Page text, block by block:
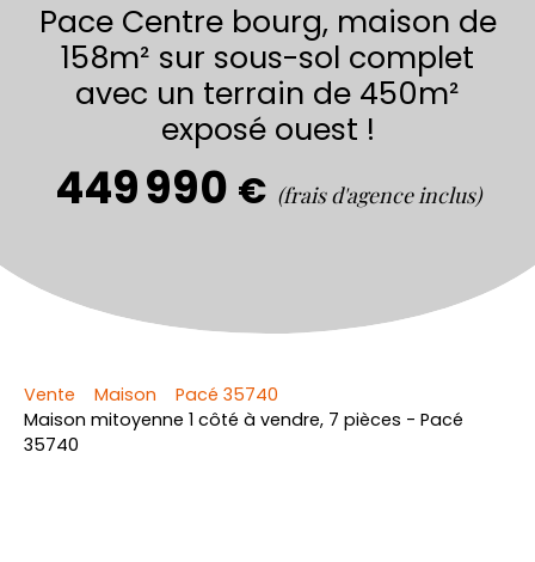
Pace Centre bourg, maison de
158m² sur sous-sol complet
avec un terrain de 450m²
exposé ouest !
449 990 € (frais d'agence inclus)
Vente Maison
Pacé 35740
Maison mitoyenne 1 côté à vendre, 7 pièces - Pacé
35740